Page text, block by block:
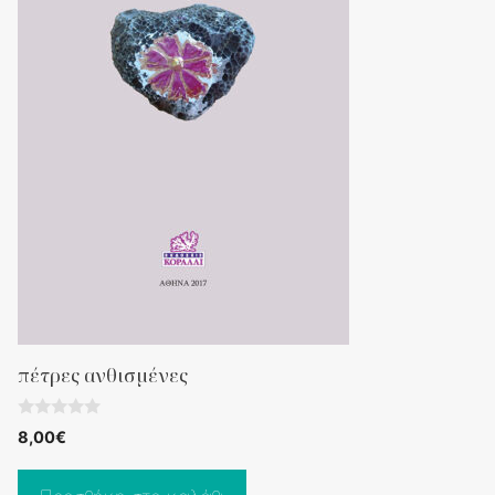
πέτρες ανθισμένες
0
o
8,00€